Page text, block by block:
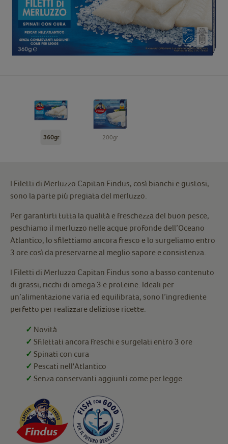
360gr 200gr
I Filetti di Merluzzo Capitan Findus, così bianchi e gustosi,
sono la parte più pregiata del merluzzo.
Per garantirti tutta la qualità e freschezza del buon pesce,
peschiamo il merluzzo nelle acque profonde dell’Oceano
Atlantico, lo sfilettiamo ancora fresco e lo surgeliamo entro
3 ore così da preservarne al meglio sapore e consistenza.
I Filetti di Merluzzo Capitan Findus sono a basso contenuto
di grassi, ricchi di omega 3 e proteine. Ideali per
un’alimentazione varia ed equilibrata, sono l’ingrediente
perfetto per realizzare deliziose ricette.
✓ Novità
✓ Sfilettati ancora freschi e surgelati entro 3 ore
✓ Spinati con cura
✓ Pescati nell'Atlantico
✓ Senza conservanti aggiunti come per legge